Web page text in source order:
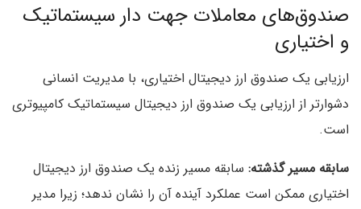
صندوق‌های معاملات جهت دار سیستماتیک
و اختیاری
ارزیابی یک صندوق ارز دیجیتال اختیاری، با مدیریت انسانی
دشوارتر از ارزیابی یک صندوق ارز دیجیتال سیستماتیک کامپیوتری
است.
سابقه مسیر گذشته: سابقه مسیر زنده یک صندوق ارز دیجیتال
اختیاری ممکن است عملکرد آینده آن را نشان ندهد؛ زیرا مدیر